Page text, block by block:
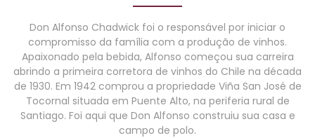
Don Alfonso Chadwick foi o responsável por iniciar o
compromisso da família com a produção de vinhos.
Apaixonado pela bebida, Alfonso começou sua carreira
abrindo a primeira corretora de vinhos do Chile na década
de 1930. Em 1942 comprou a propriedade Viña San José de
Tocornal situada em Puente Alto, na periferia rural de
Santiago. Foi aqui que Don Alfonso construiu sua casa e
campo de polo.